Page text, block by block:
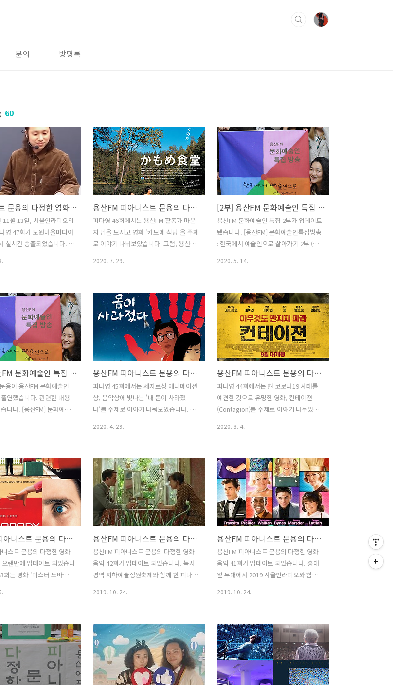
문의 방명록
60
피아니스트 문용의 다정한 영화음악 47회
11월 13일, 서울인라디오의
영 47회가 노원마을미디어
실시간 송출되었습니다. 이
시기 바랍니다. 댓글과 좋
힘이 됩니다 :)
episode/14807857
용의 다정한 영화음악 47회
[용산FM] 피아니스트 문용
화음악 47회 - 사이드웨이
: 문용 / 게스트: 만게TAra
을미디어지원센터 채우석
이드웨이 (Side way ,
거리 : 와인
용산FM 피아니스트 문용의 다정한 영화음악 46회
피다영 46회에서는 용산FM 활동가 마윤
지 님을 모시고 영화 '카모메 식당'을 주제
로 이야기 나눠보았습니다. 그럼, 용산FM
www.podty.me/episode/14232234
피아니스트 문용의 다정한 영화음악 46회
- 카모메 식당 [용산FM] 피아니스트 문용
의 다정한 영화음악 46회 - 카모메 식당
[용산FM] * 진행: 문용 / 게스트: 만게
TAra, 마윤지 / 기술: 문용 ◈영화 : 카모
메 식당 (Kamome Dinner , 2006) - ◇
한줄거리 : 일본인이 핀란드에서
www.podty.me
www.podbbang.com/ch/7604?
e=23629267 2020-07-28 피아니스트 ..
2020. 7. 29.
[2부] 용산FM 문화예술인 특집 방송 한국에서 예술인으로 살아가기 (부제: 분노의 이빨)
용산FM 문화예술인 특집 2부가 업데이트
됐습니다. [용산FM] 문화예술인특집방송
: 한국에서 예술인으로 살아가기 2부 (부
2부!! 더욱 강력해진 재미!! 도시의 방랑자
들과 함께, 한국에서 예술인으로 살아가
는 이야기 들어봅니다. 방송듣기 :
http://www.podbbang.com/ch/7604?
e=23529074
2020. 5. 14.
[1부] 용산FM 문화예술인 특집 방송 “한국에서 예술인으로 살아가기” (부제: 분노의 이빨)
용이 용산FM 문화예술인
연했습니다. 관련한 내용
니다. [용산FM] 문화예술
/ 편집 : 윤지 ⠀ 용산FM,
인 특집 방송 ! 도시의 방랑
한국에서 예술인으로 살아
들어봅니다 2부는 내일 공개
송듣기 :
ch/7604?
용산FM 피아니스트 문용의 다정한 영화음악 45회
피다영 45회에서는 세자르상 애니메이션
상, 음악상에 빛나는 '내 몸이 사라졌
다'를 주제로 이야기 나눠보았습니다. 그
www.podty.me/episode/14231848
피아니스트 문용의 다정한 영화음악 45회
- 내 몸이 사라졌다 [용산FM] 피아니스트
문용의 다정한 영화음악 45회 - 내 몸이
사라졌다 [용산FM] * 진행: 문용 / 게스트:
만게TAra / 기술: 문용 ◈영화 : 내 몸이
사라졌다 ( I Lost My Body, 2019) - ◇
한줄거리 : 내 손이 나를 찾아�
www.podty.me
http://www.podbbang.com/ch/7604?
e=23495602 20..
2020. 4. 29.
용산FM 피아니스트 문용의 다정한 영화음악 44회
피다영 44회에서는 현 코로나19 사태를
예견한 것으로 유명한 영화, 컨테이젼
(Contagion)를 주제로 이야기 나누었습
:)
www.podty.me/episode/14231397
피아니스트 문용의 다정한 영화음악 44회
- 컨테이젼 [용산FM] 피아니스트 문용의
다정한 영화음악 44회 - 컨테이젼 [용산
FM] * 진행: 문용 / 게스트: 만게TAra / 기
술: 문용 피다영 44회에서는 현 코로나19
사태를 예견한 것으로 유명한 영화, 컨테
이젼(Contagion)를 � www.podty.me
http://m.podbbang.com/ch/episode/7604?
e=23410298 용산F..
2020. 3. 4.
용산FM 피아니스트 문용의 다정한 영화음악 43회
스트 문용의 다정한 영화
랜만에 업데이트 되었습니
회는 영화 '미스터 노바
다. 댓글과 좋아요는 커다
:)
episode/14230888
용의 다정한 영화음악 43회
디 [용산FM] [용산FM]
피아니스트 문용의 다정한
용산FM 피아니스트 문용의 다정한 영화음악 42회
용산FM 피아니스트 문용의 다정한 영화
음악 42회가 업데이트 되었습니다. 녹사
평역 지하예술정원축제와 함께 한 피다영
https://moonyong.com/6336 ] [사진
&영상] 피다영 LIVE in 녹사평 용산FM 공
개방송 지난 2019.10. 9.(수) 한글날, 6호
선 녹사평역에서 용산FM [피아니스트 문
용의 다정한 영화음악] 공개방송이 있었
습니다. [ 관련 포스트:
2019. 10. 24.
용산FM 피아니스트 문용의 다정한 영화음악 41회
용산FM 피아니스트 문용의 다정한 영화
음악 41회가 업데이트 되었습니다. 홍대
앞 무대에서 2019 서울인라디오와 함께
https://moonyong.com/6334 ] 그럼
용산FM 피아니스트 문용의 다정한 영화
음악 41회를 들어보시기 바랍니다. 댓글
과 좋아요는 커다란 힘이 됩니다 :)
www.podty.me/episode/14230358
피아니스트 문용의 다정한 영화음악 41회
2019. 10. 24.